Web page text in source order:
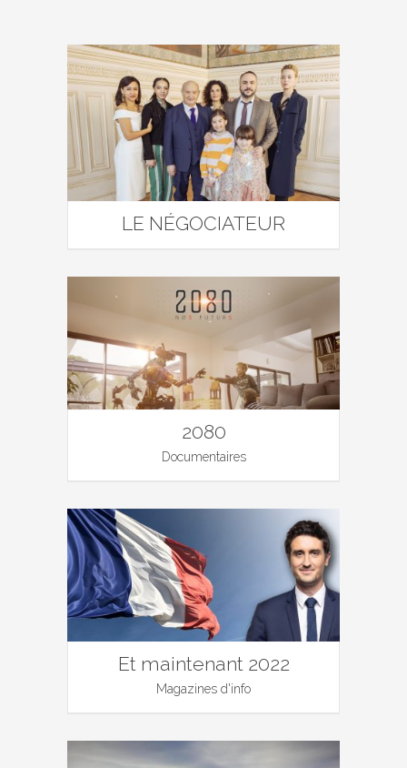
LE NÉGOCIATEUR
2080
Documentaires
Et maintenant 2022
Magazines d'info